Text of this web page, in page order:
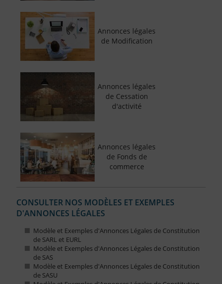
Annonces légales
de Modification
Annonces légales
de Cessation
d'activité
Annonces légales
de Fonds de
commerce
CONSULTER NOS MODÈLES ET EXEMPLES
D'ANNONCES LÉGALES
Modèle et Exemples d'Annonces Légales de Constitution
de SARL et EURL
Modèle et Exemples d'Annonces Légales de Constitution
de SAS
Modèle et Exemples d'Annonces Légales de Constitution
de SASU